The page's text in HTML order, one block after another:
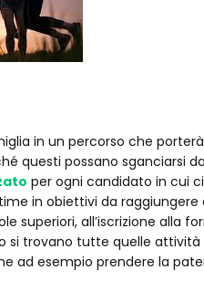
in un percorso che porterà
questi possano sganciarsi
per ogni candidato in cui
in obiettivi da raggiungere
superiori, all’iscrizione alla
si trovano tutte quelle
ad esempio prendere la